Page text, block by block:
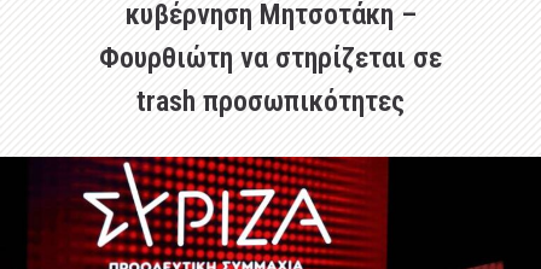
κυβέρνηση Μητσοτάκη –
Φουρθιώτη να στηρίζεται σε
trash προσωπικότητες